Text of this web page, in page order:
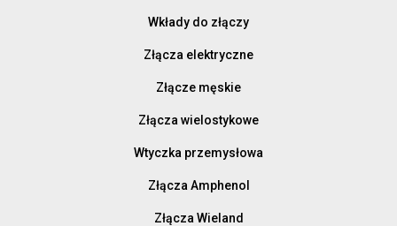
Wkłady do złączy
Złącza elektryczne
Złącze męskie
Złącza wielostykowe
Wtyczka przemysłowa
Złącza Amphenol
Złącza Wieland